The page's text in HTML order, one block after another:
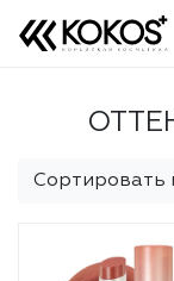
Сортировать